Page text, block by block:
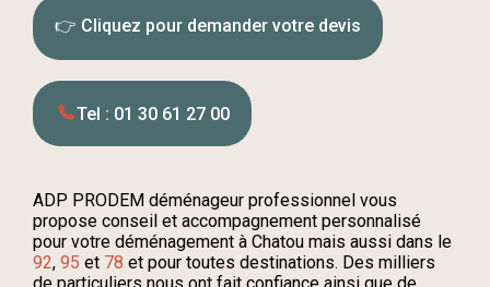
👉 Cliquez pour demander votre devis
Tel : 01 30 61 27 00
ADP PRODEM déménageur professionnel vous
propose conseil et accompagnement personnalisé
pour votre déménagement à Chatou mais aussi dans le
92, 95 et 78 et pour toutes destinations. Des milliers